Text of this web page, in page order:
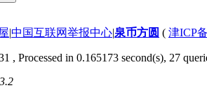
|中国互联网举报中心|泉币方圆 ( 津ICP
, Processed in 0.165173 second(s), 27